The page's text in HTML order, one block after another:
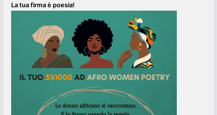
La tua firma è poesia!